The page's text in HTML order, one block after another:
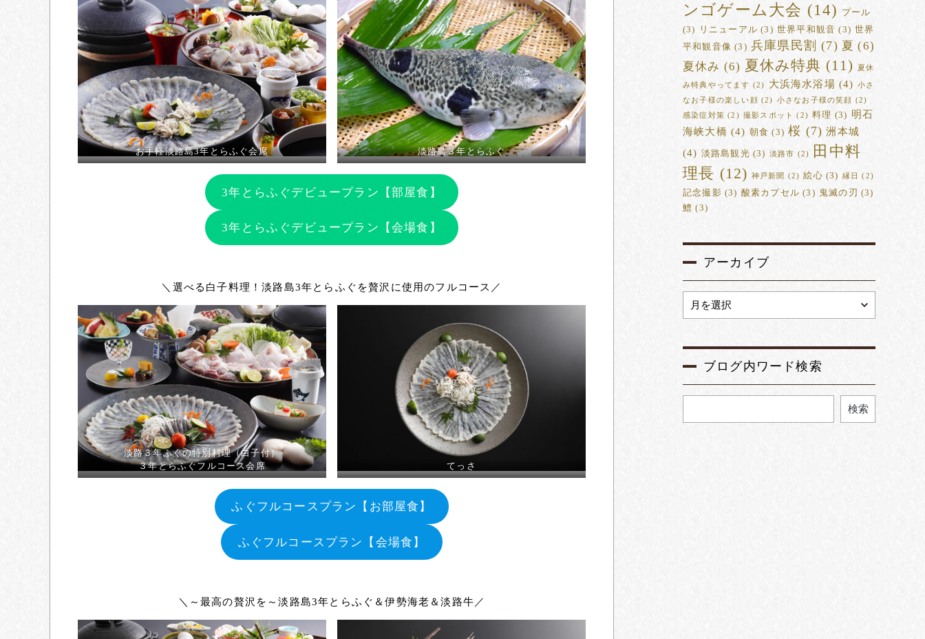
お手軽淡路島3年とらふぐ会席 淡路島３年とらふぐ
3年とらふぐデビュープラン【部屋食】
3年とらふぐデビュープラン【会場食】
＼選べる白子料理！淡路島3年とらふぐを贅沢に使用のフルコース／
淡路３年ふぐの特別料理（白子付）
３年とらふぐフルコース会席
てっさ
ふぐフルコースプラン【お部屋食】
ふぐフルコースプラン【会場食】
＼～最高の贅沢を～淡路島3年とらふぐ＆伊勢海老＆淡路牛／
ンゴゲーム大会 (14)
プール
(3)
リニューアル (3) 世界平和観音 (3) 世界
平和観音像 (3) 兵庫県民割 (7) 夏 (6)
夏休み (6) 夏休み特典 (11) 夏休
み特典やってます (2) 大浜海水浴場 (4)
小さ
なお子様の楽しい顔 (2) 小さなお子様の笑顔 (2)
感染症対策 (2) 撮影スポット (2) 料理 (3) 明石
海峡大橋 (4) 朝食 (3) 桜 (7) 洲本城
(4) 淡路島観光 (3) 淡路市 (2)
田中料
理長 (12) 神戸新聞 (2) 絵心 (3) 縁日 (2)
記念撮影 (3) 酸素カプセル (3) 鬼滅の刃
(3)
鱧 (3)
アーカイブ
ブログ内ワード検索
検索